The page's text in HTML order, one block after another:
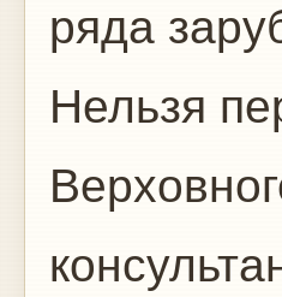
ряда
Нельзя